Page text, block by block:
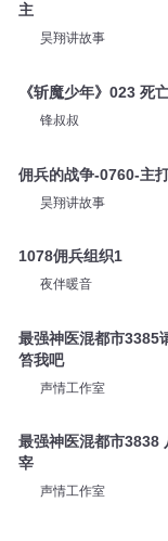
主
昊翔讲故事
《斩魔少年》023 死
锋叔叔
佣兵的战争-0760-主
昊翔讲故事
1078佣兵组织1
夜伴暖音
最强神医混都市3385
笞我吧
声情工作室
最强神医混都市3838
宰
声情工作室